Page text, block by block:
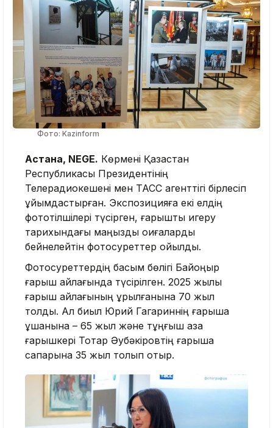
Фото: Kazinform
Астана, NEGE. Көрмені Қазақстан
Республикасы Президентінің
Телерадиокешені мен ТАСС агенттігі бірлесіп
ұйымдастырған. Экспозицияға екі елдің
фототілшілері түсірген, ғарышты игеру
тарихындағы маңызды оқиғаларды
бейнелейтін фотосуреттер қойылды.
Фотосуреттердің басым бөлігі Байқоңыр
ғарыш айлағында түсірілген. 2025 жылы
ғарыш айлағының құрылғанына 70 жыл
толды. Ал биыл Юрий Гагариннің ғарышқа
ұшқанына – 65 жыл және тұңғыш қазақ
ғарышкері Тоқтар Әубәкіровтің ғарышқа
сапарына 35 жыл толып отыр.